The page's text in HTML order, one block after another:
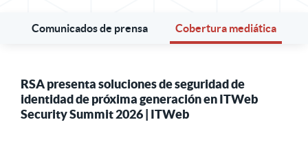
Comunicados de prensa Cobertura mediática
RSA presenta soluciones de seguridad de
identidad de próxima generación en ITWeb
Security Summit 2026 | ITWeb